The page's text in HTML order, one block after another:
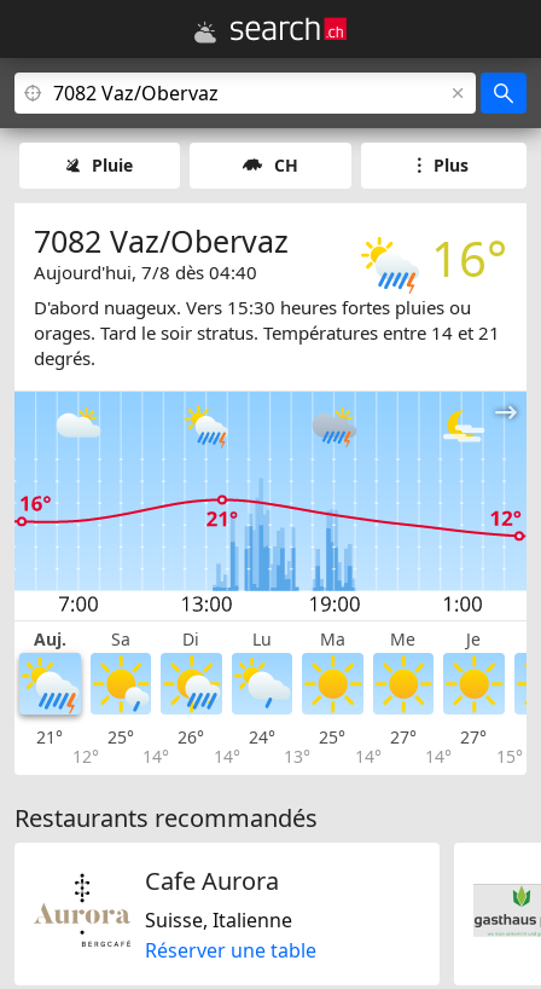
Pluie CH Plus
16°
7082 Vaz/Obervaz
Aujourd'hui, 7/8 dès 04:40
D'abord nuageux. Vers 15:30 heures fortes pluies ou
orages. Tard le soir stratus. Températures entre 14 et 21
degrés.
Auj. Sa Di Lu Ma Me Je
21°
12°
25°
14°
26°
14°
24°
13°
25°
14°
27°
14°
27°
15°
Restaurants recommandés
Cafe Aurora
Suisse, Italienne
Réserver une table